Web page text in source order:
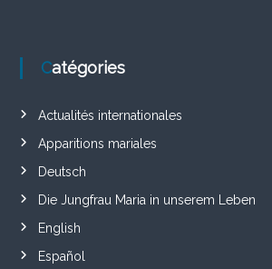
Catégories
Actualités internationales
Apparitions mariales
Deutsch
Die Jungfrau Maria in unserem Leben
English
Español